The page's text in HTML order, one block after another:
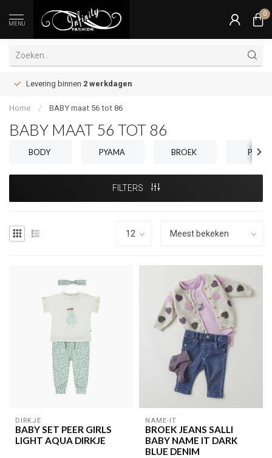
MENU
0
Levering binnen 2 werkdagen
Home / BABY maat 56 tot 86
BABY MAAT 56 TOT 86
BODY PYAMA BROEK PULL
FILTERS
DIRKJE
BABY SET PEER GIRLS
LIGHT AQUA DIRKJE
NAME-IT
BROEK JEANS SALLI
BABY NAME IT DARK
BLUE DENIM